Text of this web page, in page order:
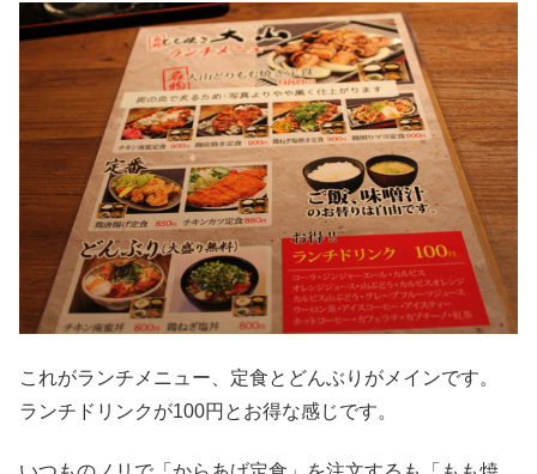
これがランチメニュー、定食とどんぶりがメインです。
ランチドリンクが100円とお得な感じです。